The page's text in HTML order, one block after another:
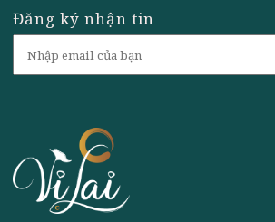
June - GIÒN - NGON NHẤT
8th
TOP 3 CÁCH CHẾ BIẾN
CHAY” NGON NHẤT